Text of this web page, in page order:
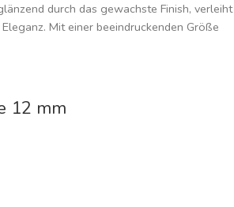
durch das gewachste Finish, verleiht
Mit einer beeindruckenden Größe
können Sie mit diesen Lava Perlen
kreieren. Durch Hautkontakt vertieft sich
Rohsteine, was jedem selbstgemachten
Note verleiht. Bestellen Sie jetzt die
entdecken Sie die kreative Welt der
einzigartigen Edelsteinen.
12 mm